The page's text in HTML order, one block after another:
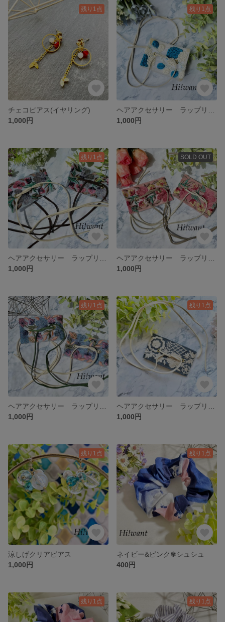
残り1点
チェコピアス(イヤリング)
1,000円
残り1点
1,000円
残り1点
1,000円
SOLD OUT
1,000円
残り1点
1,000円
残り1点
1,000円
残り1点
涼しげクリアピアス
1,000円
残り1点
ネイビー&ピンク✾シュシュ
400円
残り1点 残り1点